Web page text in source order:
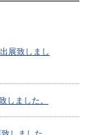
展致しまし
しました。